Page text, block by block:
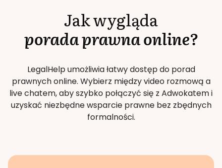
Jak wygląda
porada prawna online?
LegalHelp umożliwia łatwy dostęp do porad
prawnych online. Wybierz między video rozmową a
live chatem, aby szybko połączyć się z Adwokatem i
uzyskać niezbędne wsparcie prawne bez zbędnych
formalności.